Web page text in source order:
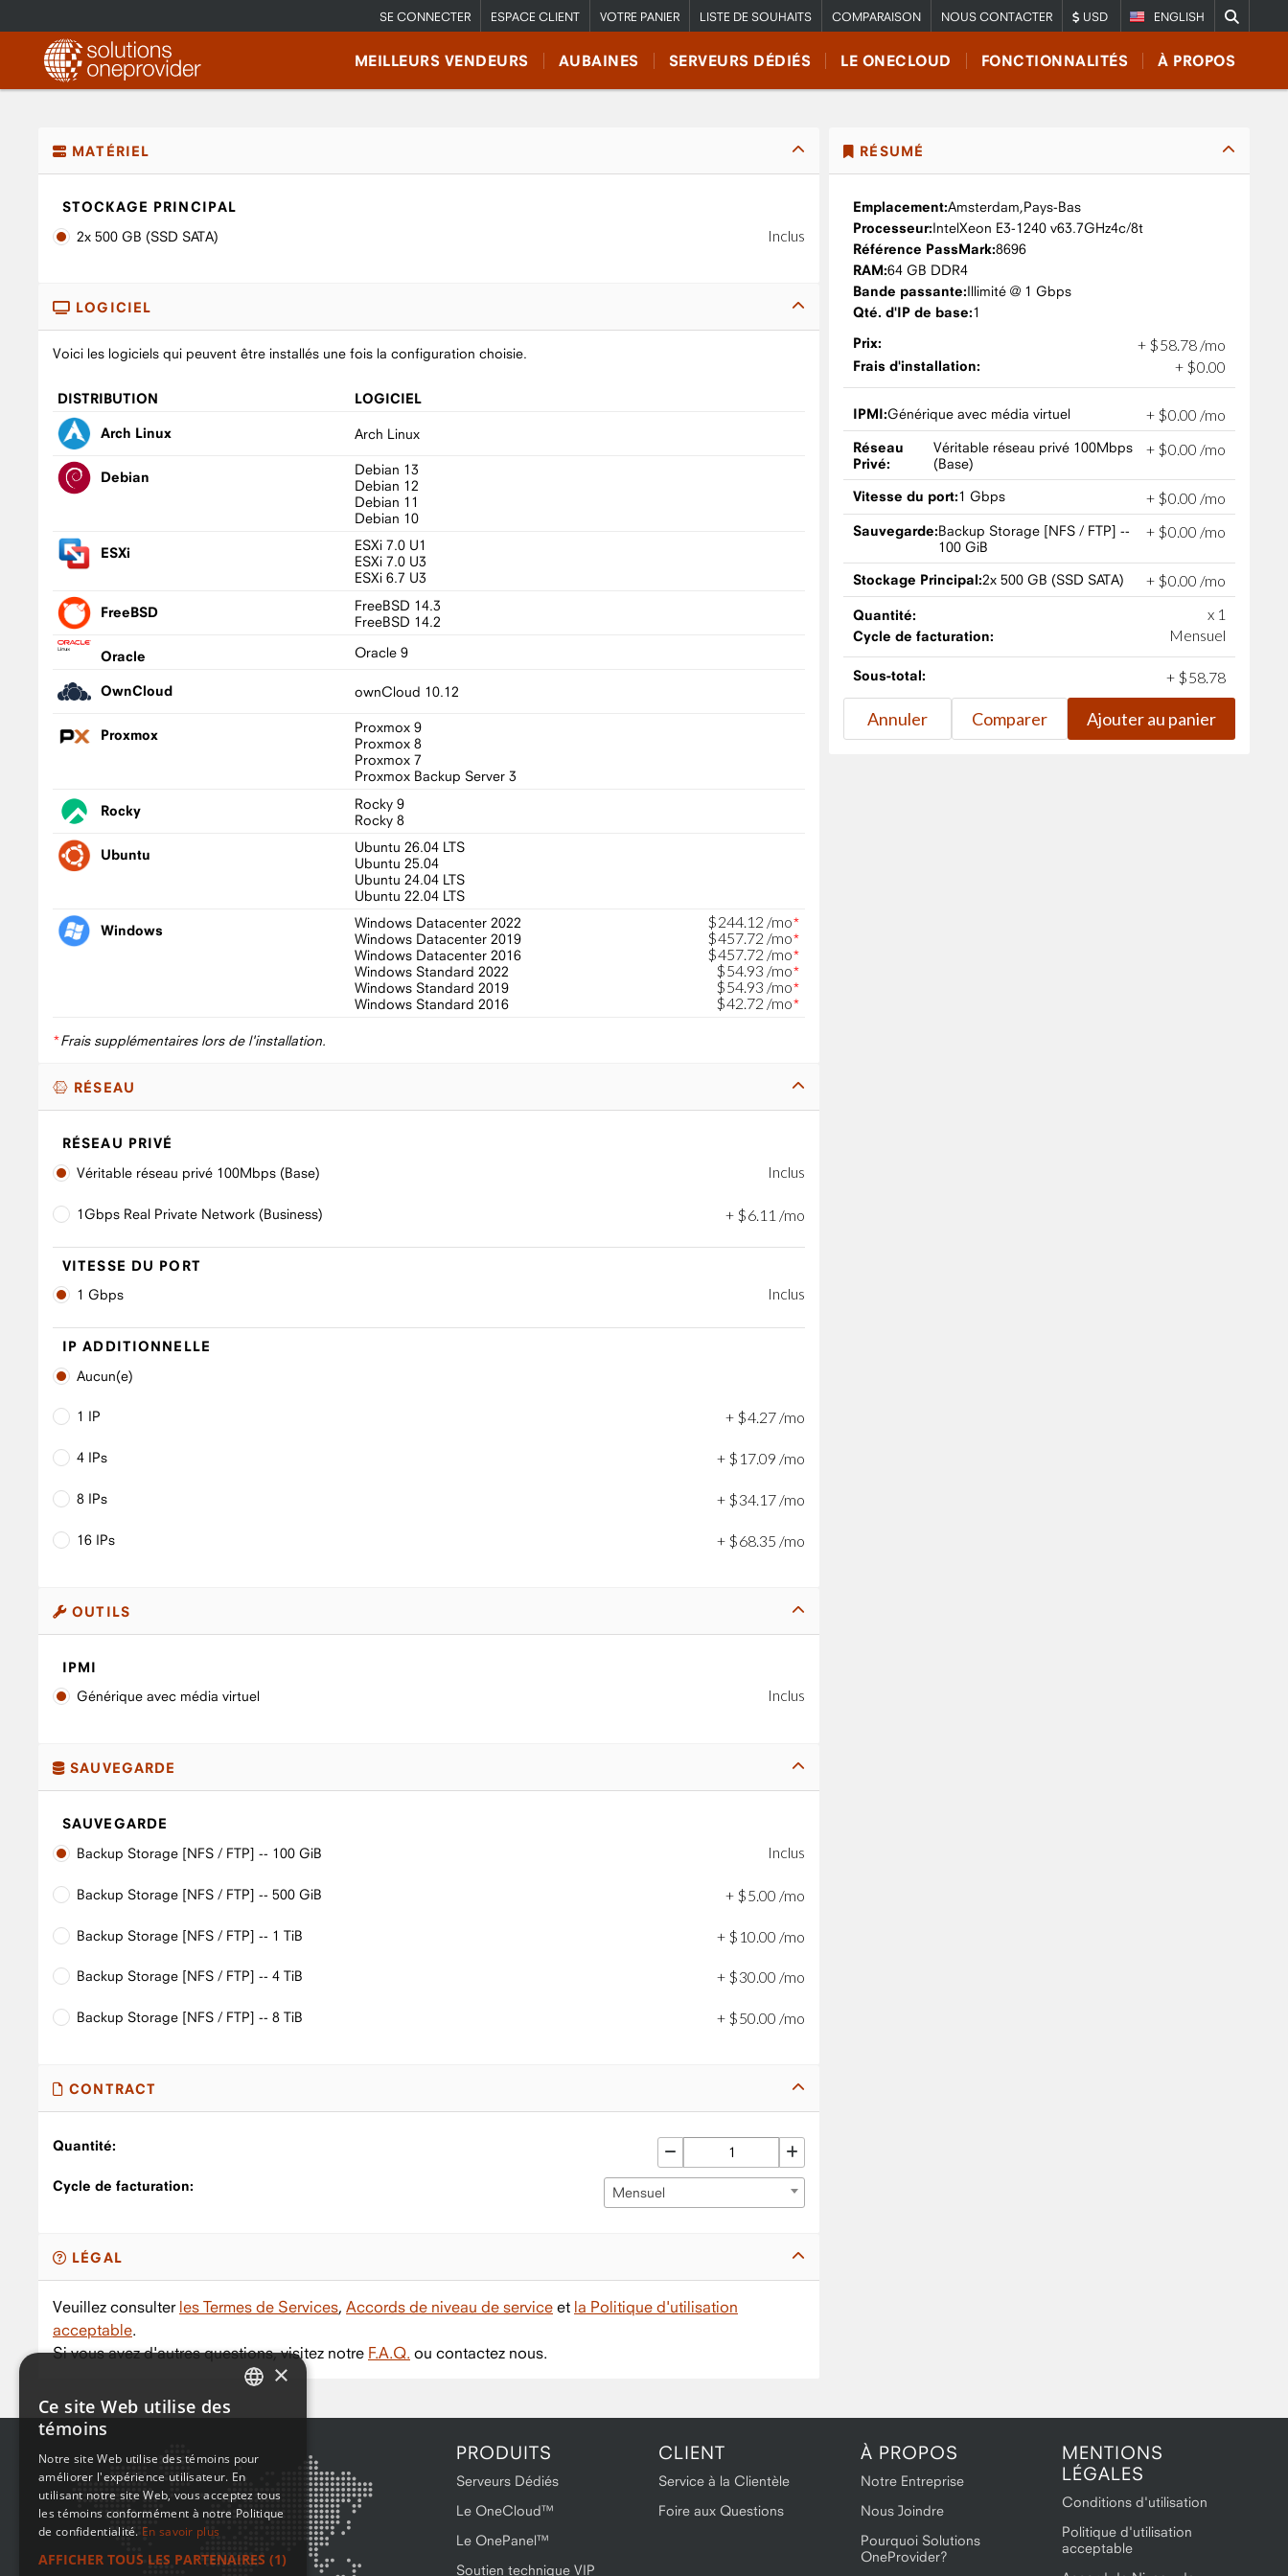
ENGLISH
SE CONNECTER ESPACE CLIENT VOTRE PANIER LISTE DE SOUHAITS COMPARAISON NOUS CONTACTER USD
MEILLEURS VENDEURS AUBAINES SERVEURS DÉDIÉS LE ONECLOUD FONCTIONNALITÉS À PROPOS
MATÉRIEL
STOCKAGE PRINCIPAL
2x 500 GB (SSD SATA)
Inclus
LOGICIEL
Voici les logiciels qui peuvent être installés une fois la configuration choisie.
DISTRIBUTION LOGICIEL
Arch Linux Arch Linux
Debian
Debian 13
Debian 12
Debian 11
Debian 10
ESXi
ESXi 7.0 U1
ESXi 7.0 U3
ESXi 6.7 U3
FreeBSD
FreeBSD 14.3
FreeBSD 14.2
Oracle Oracle 9
OwnCloud ownCloud 10.12
Proxmox
Proxmox 9
Proxmox 8
Proxmox 7
Proxmox Backup Server 3
Rocky
Rocky 9
Rocky 8
Ubuntu
Ubuntu 26.04 LTS
Ubuntu 25.04
Ubuntu 24.04 LTS
Ubuntu 22.04 LTS
Windows Windows Datacenter 2022 $244.12 /mo*
Windows Datacenter 2019
$457.72 /mo*
Windows Datacenter 2016
$457.72 /mo*
Windows Standard 2022
$54.93 /mo*
Windows Standard 2019
$54.93 /mo*
Windows Standard 2016
$42.72 /mo*
*Frais supplémentaires lors de l'installation.
RÉSEAU
RÉSEAU PRIVÉ
Véritable réseau privé 100Mbps (Base)
Inclus
1Gbps Real Private Network (Business) + $6 11 /mo
VITESSE DU PORT
1 Gbps
Inclus
IP ADDITIONNELLE
Aucun(e)
1 IP + $4.27 /mo
4 IPs + $ 17.09 /mo
8 IPs + $34.17 /mo
16 IPs + $68.35 /mo
OUTILS
IPMI
Générique avec média virtuel
Inclus
SAUVEGARDE
SAUVEGARDE
Backup Storage [NFS / FTP] -- 100 GiB
Inclus
Backup Storage [NFS / FTP] -- 500 GiB + $5 .00 /mo
Backup Storage [NFS / FTP] -- 1 TiB + $ 10 .00 /mo
Backup Storage [NFS / FTP] -- 4 TiB + $30.00 /mo
Backup Storage [NFS / FTP] -- 8 TiB + $50.00 /mo
CONTRACT
Quantité:
Cycle de facturation: Mensuel
LÉGAL
Veuillez consulter les Termes de Services, Accords de niveau de service et la Politique d'utilisation
acceptable.
Si vous avez d'autres questions, visitez notre F.A.Q. ou contactez nous.
RÉSUMÉ
Emplacement:Amsterdam,Pays-Bas
Processeur:IntelXeon E3-1240 v63.7GHz4c/8t
Référence PassMark:8696
RAM:64 GB DDR4
Bande passante:Illimité @ 1 Gbps
Qté. d'IP de base:1
Prix:
+ $58. 78 /mo
Frais d'installation: + $0.00
IPMI:Générique avec média virtuel + $0.00 /mo
Réseau
Privé:
Véritable réseau privé 100Mbps
(Base)
+ $0.00 /mo
Vitesse du port:1 Gbps + $0.00 /mo
Sauvegarde:Backup Storage [NFS / FTP] --
100 GiB
+ $0.00 /mo
Stockage Principal:2x 500 GB (SSD SATA) + $0.00 /mo
Quantité: x 1
Cycle de facturation: Mensuel
Sous-total: + $58.78
PRODUITS
Serveurs Dédiés
Le OneCloud™
Le OnePanel™
Soutien technique VIP
CLIENT
Service à la Clientèle
Foire aux Questions
À PROPOS
Notre Entreprise
Nous Joindre
Pourquoi Solutions
OneProvider?
MENTIONS
LÉGALES
Conditions d'utilisation
Politique d'utilisation
acceptable
×
Ce site Web utilise des
témoins
Notre site Web utilise des témoins pour
améliorer l'expérience utilisateur. En
utilisant notre site Web, vous acceptez tous
les témoins conformément à notre Politique
de confidentialité. En savoir plus
AFFICHER TOUS LES PARTENAIRES (1)